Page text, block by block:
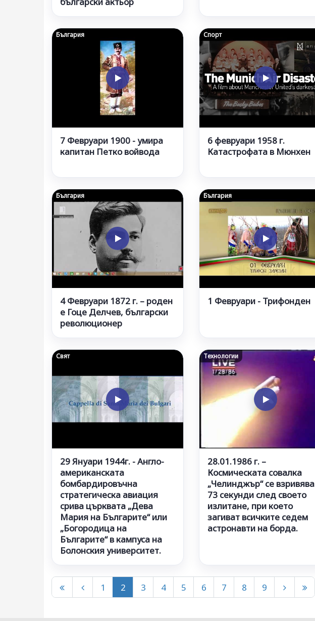
България
7 Февруари 1900 - умира
капитан Петко войвода
Спорт
6 февруари 1958 г.
Катастрофата в Мюнхен
България
4 Февруари 1872 г. – роден
е Гоце Делчев, български
революционер
България
1 Февруари - Трифонден
Свят
29 Януари 1944г. - Англо-
американската
бомбардировъчна
стратегическа авиация
срива църквата „Дева
Мария на Българите“ или
„Богородица на
Българите“ в кампуса на
Болонския университет.
Технологии
28.01.1986 г. –
Космическата совалка
„Челинджър“ се взривява
73 секунди след своето
излитане, при което
загиват всичките седем
астронавти на борда.
1 2 3 4 5 6 7 8 9